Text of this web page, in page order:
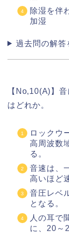
除湿を伴
加湿
過去問の解答
【No,10(A)】
はどれか。
ロックウ
高周波数
る。
音速は、
高いほど
音圧レベ
となる。
人の耳で
に、20～